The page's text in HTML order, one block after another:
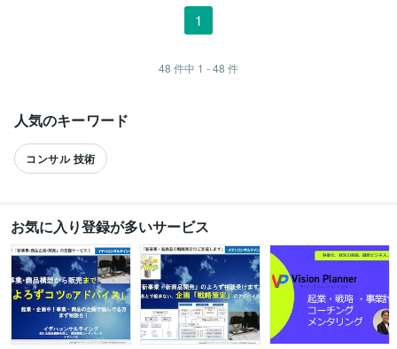
1
48 件中 1 - 48 件
人気のキーワード
コンサル 技術
すべて見る
お気に入り登録が多いサービス